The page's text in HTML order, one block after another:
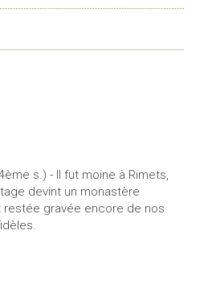
s.) - Il fut moine à Rimets,
devint un monastère
gravée encore de nos